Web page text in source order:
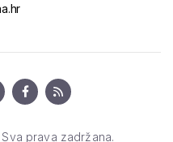
prava zadržana.